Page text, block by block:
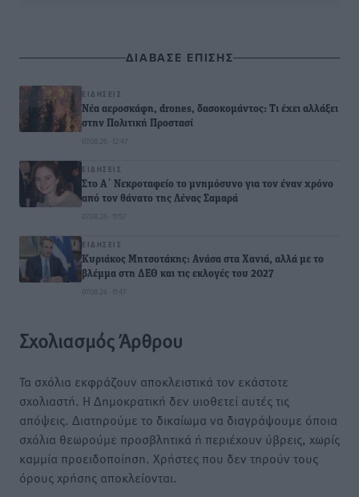
ΔΙΑΒΑΣΕ ΕΠΙΣΗΣ
ΕΙΔΉΣΕΙΣ
Νέα αεροσκάφη, drones, δασοκομάντος: Τι έχει αλλάξει
στην Πολιτική Προστασί
07.08.26 · 12:47
ΕΙΔΉΣΕΙΣ
Στο Α΄ Νεκροταφείο το μνημόσυνο για τον έναν χρόνο
από τον θάνατο της Λένας Σαμαρά
07.08.26 · 11:57
ΕΙΔΉΣΕΙΣ
Κυριάκος Μητσοτάκης: Ανάσα στα Χανιά, αλλά με το
βλέμμα στη ΔΕΘ και τις εκλογές του 2027
07.08.26 · 11:47
Σχολιασμός Άρθρου
Τα σχόλια εκφράζουν αποκλειστικά τον εκάστοτε
σχολιαστή. Η Δημοκρατική δεν υιοθετεί αυτές τις
απόψεις. Διατηρούμε το δικαίωμα να διαγράψουμε όποια
σχόλια θεωρούμε προσβλητικά ή περιέχουν ύβρεις, χωρίς
καμμία προειδοποίηση. Χρήστες που δεν τηρούν τους
όρους χρήσης αποκλείονται.